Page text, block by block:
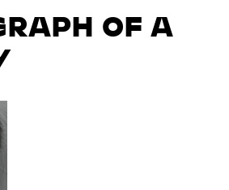
OF A